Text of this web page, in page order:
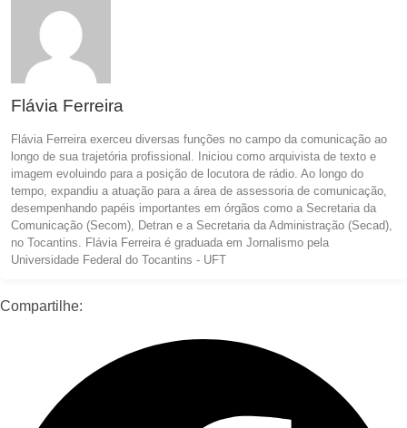
Flávia Ferreira
Flávia Ferreira exerceu diversas funções no campo da comunicação ao
longo de sua trajetória profissional. Iniciou como arquivista de texto e
imagem evoluindo para a posição de locutora de rádio. Ao longo do
tempo, expandiu a atuação para a área de assessoria de comunicação,
desempenhando papéis importantes em órgãos como a Secretaria da
Comunicação (Secom), Detran e a Secretaria da Administração (Secad),
no Tocantins. Flávia Ferreira é graduada em Jornalismo pela
Universidade Federal do Tocantins - UFT
Compartilhe: